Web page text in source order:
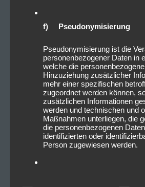
f) Pseudonymisierung
Pseudonymisierung ist die
personenbezogener Daten in
welche die
Hinzuziehung zusätzlicher
mehr einer spezifischen
zugeordnet werden können,
zusätzlichen Informationen
werden und technischen und
Maßnahmen unterliegen, die
die personenbezogenen
identifizierten oder
Person zugewiesen werden.